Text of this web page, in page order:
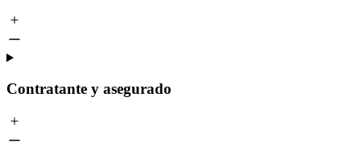
Contratante y asegurado